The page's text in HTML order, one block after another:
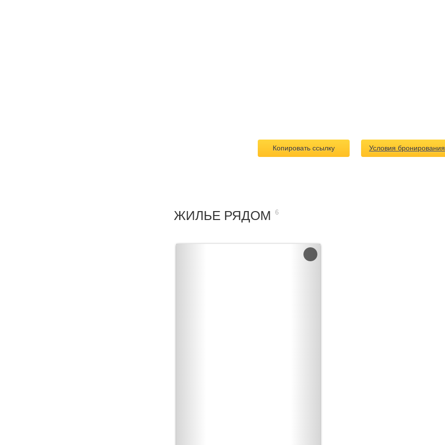
Копировать ссылку Условия бронирования
ЖИЛЬЕ РЯДОМ 6